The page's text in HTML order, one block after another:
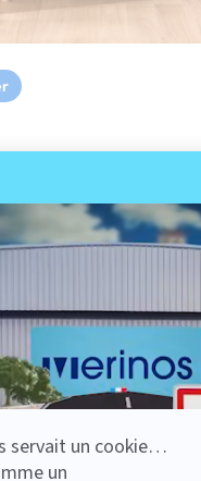
soutien morphologique
3 zones de confort, le
assure tout son
dos et le bassin qui
évitez les douleurs au
Découvrir